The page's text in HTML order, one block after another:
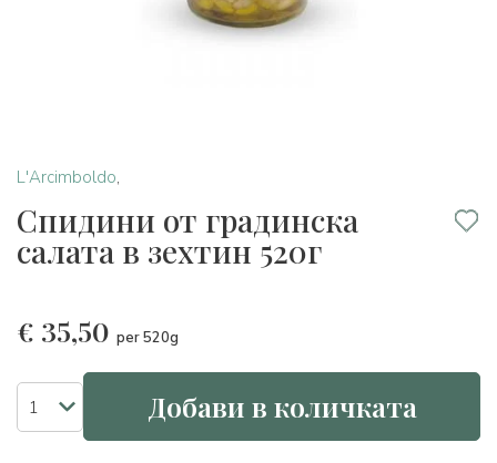
L'Arcimboldo,
Спидини от градинска
салата в зехтин 520г
€ 35,50 per 520g
Добави в количката